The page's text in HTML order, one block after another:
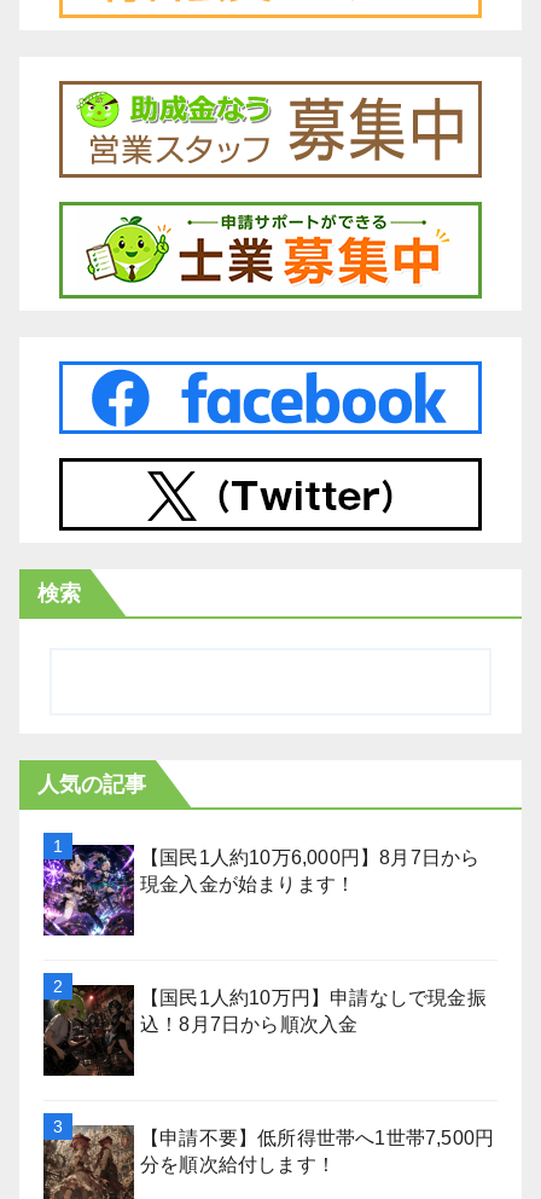
検索
人気の記事
【国民1人約10万6,000円】8月7日から
現金入金が始まります！
【国民1人約10万円】申請なしで現金振
込！8月7日から順次入金
【申請不要】低所得世帯へ1世帯7,500円
分を順次給付します！